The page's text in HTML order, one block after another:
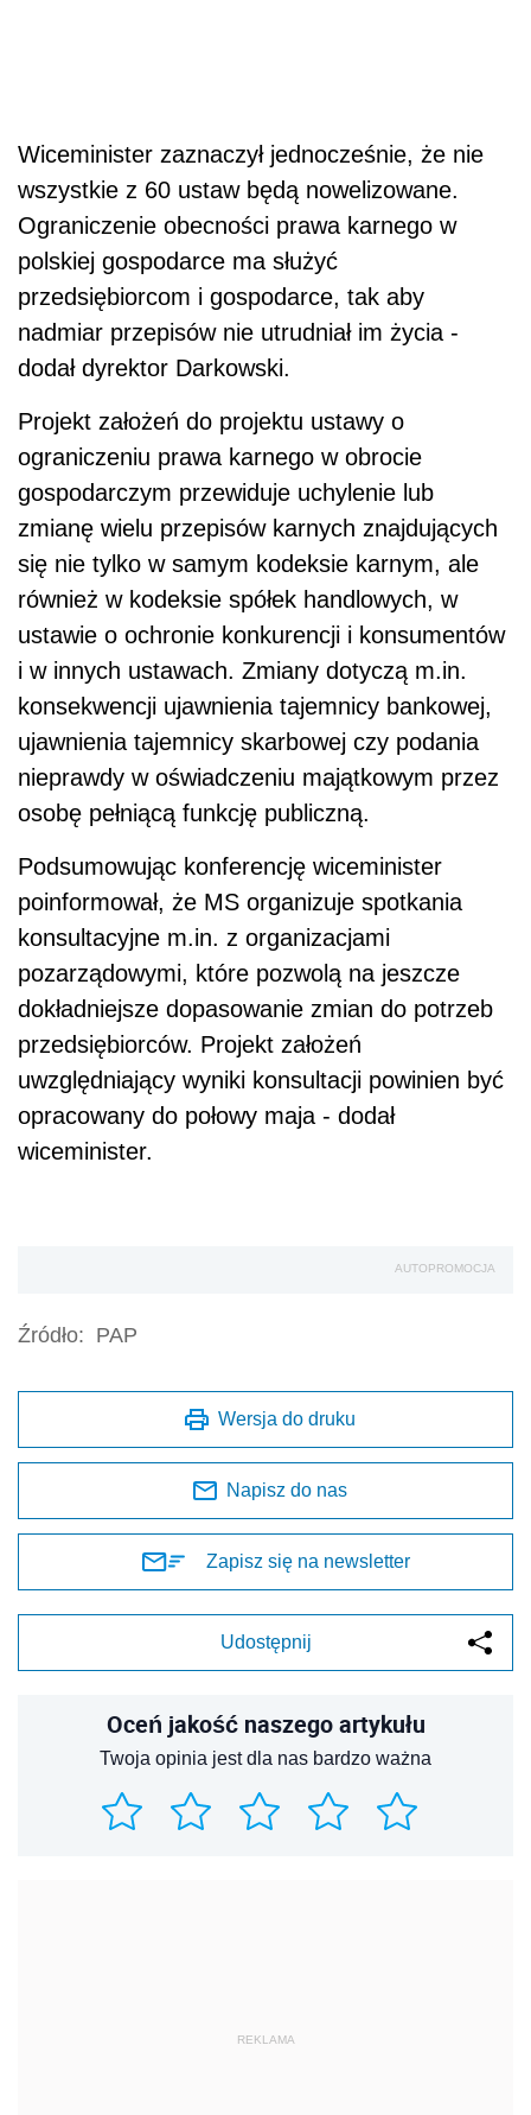
Wiceminister zaznaczył jednocześnie, że nie
wszystkie z 60 ustaw będą nowelizowane.
Ograniczenie obecności prawa karnego w
polskiej gospodarce ma służyć
przedsiębiorcom i gospodarce, tak aby
nadmiar przepisów nie utrudniał im życia -
dodał dyrektor Darkowski.
Projekt założeń do projektu ustawy o
ograniczeniu prawa karnego w obrocie
gospodarczym przewiduje uchylenie lub
zmianę wielu przepisów karnych znajdujących
się nie tylko w samym kodeksie karnym, ale
również w kodeksie spółek handlowych, w
ustawie o ochronie konkurencji i konsumentów
i w innych ustawach. Zmiany dotyczą m.in.
konsekwencji ujawnienia tajemnicy bankowej,
ujawnienia tajemnicy skarbowej czy podania
nieprawdy w oświadczeniu majątkowym przez
osobę pełniącą funkcję publiczną.
Podsumowując konferencję wiceminister
poinformował, że MS organizuje spotkania
konsultacyjne m.in. z organizacjami
pozarządowymi, które pozwolą na jeszcze
dokładniejsze dopasowanie zmian do potrzeb
przedsiębiorców. Projekt założeń
uwzględniający wyniki konsultacji powinien być
opracowany do połowy maja - dodał
wiceminister.
AUTOPROMOCJA
Źródło: PAP
Wersja do druku
Napisz do nas
Zapisz się na newsletter
Udostępnij
Oceń jakość naszego artykułu
Twoja opinia jest dla nas bardzo ważna
REKLAMA